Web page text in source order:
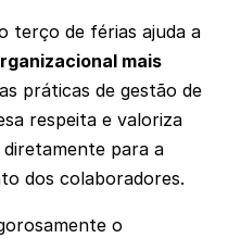
terço de férias ajuda a
mais
práticas de gestão de
respeita e valoriza
para a
dos colaboradores.
o